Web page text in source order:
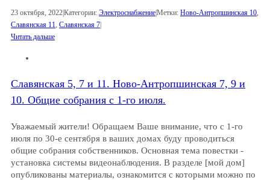
23 октября, 2022|Категории: Электроснабжение|Метки: Ново-Антропшинская 10
Славянская 11 Славянская 7|
Читать дальше
Славянская 5, 7 и 11. Ново-Антропшинская 7, 9 и
10. Общие собрания с 1-го июля.
Уважаемый жители! Обращаем Ваше внимание, что с 1-го
июля по 30-е сентября в ваших домах буду проводиться
общие собрания собственников. Основная тема повестки -
установка системы видеонаблюдения. В разделе [мой дом]
опубликованы материалы, ознакомится с которыми можно по